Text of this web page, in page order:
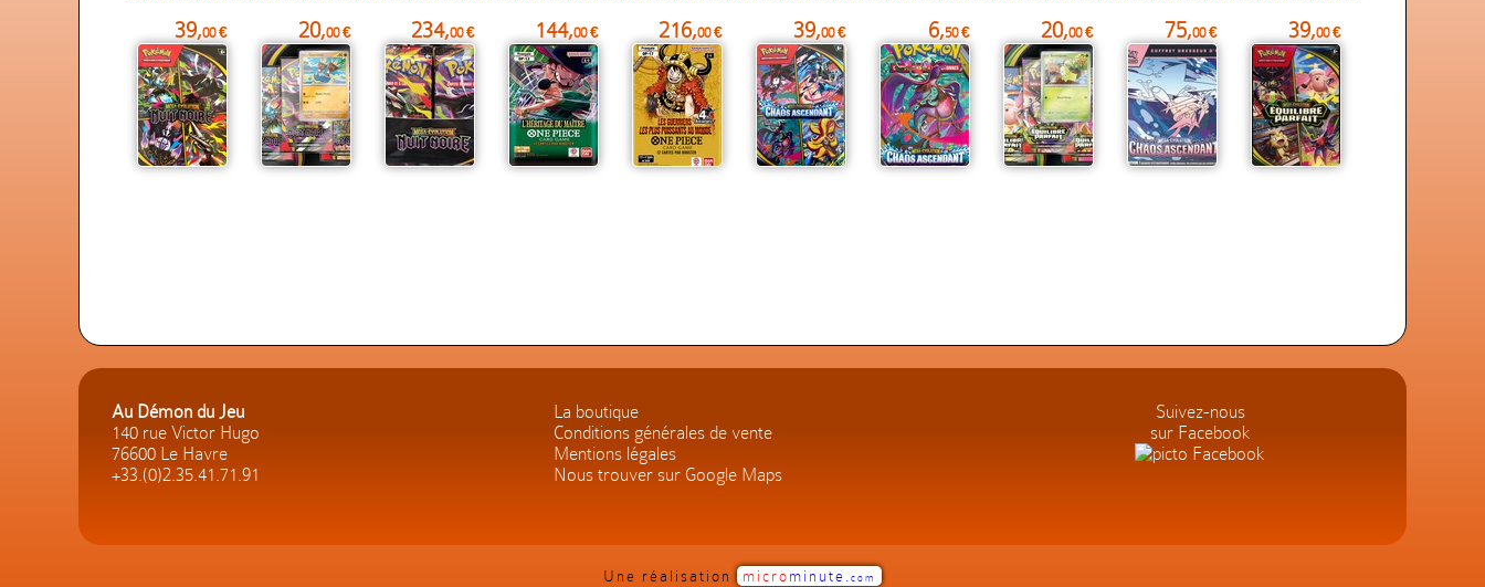
39,00 € 20,00 € 234,00 € 144,00 € 216,00 € 39,00 € 6,50 € 20,00 € 75,00 € 39,00 €
Au Démon du Jeu
140 rue Victor Hugo
76600 Le Havre
+33.(0)2.35.41.71.91
La boutique
Conditions générales de vente
Mentions légales
Nous trouver sur Google Maps
Suivez-nous
sur Facebook
Une réalisation microminute. com